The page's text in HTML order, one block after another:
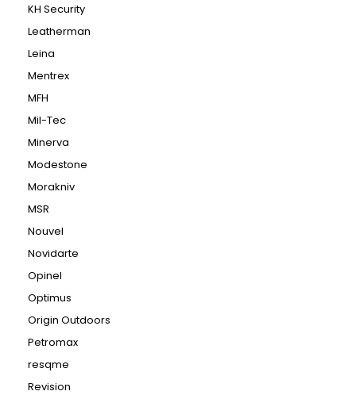
KH Security
Leatherman
Leina
Mentrex
MFH
Mil-Tec
Minerva
Modestone
Morakniv
MSR
Nouvel
Novidarte
Opinel
Optimus
Origin Outdoors
Petromax
resqme
Revision